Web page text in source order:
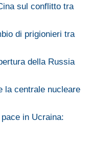
sul conflitto tra
di prigionieri tra
della Russia
la centrale nucleare
in Ucraina: